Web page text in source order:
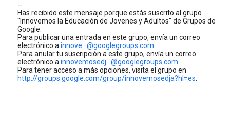
--
Has recibido este mensaje porque estás suscrito al grupo
"Innovemos la Educación de Jovenes y Adultos" de Grupos de
Google.
Para publicar una entrada en este grupo, envía un correo
electrónico a innove...@googlegroups.com
Para anular tu suscripción a este grupo, envía un correo
electrónico a innovemosedj...@googlegroups.com
Para tener acceso a más opciones, visita el grupo en
http://groups.google.com/group/innovemosedja?hl=es